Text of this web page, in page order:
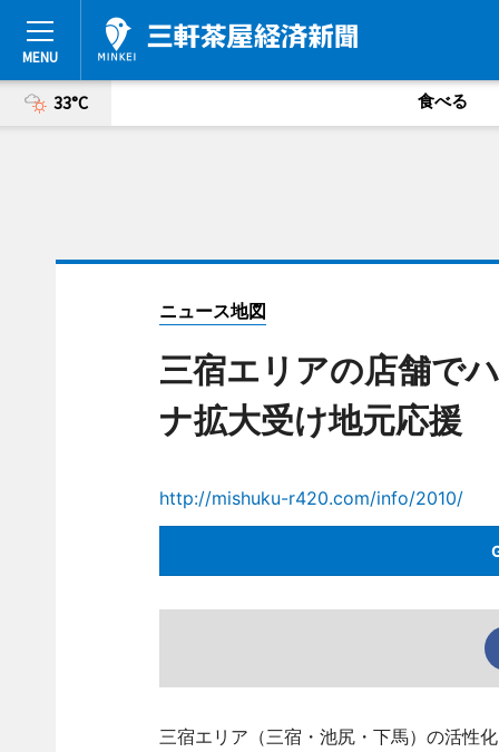
33°C 食べる
ニュース地図
三宿エリアの店舗で
ナ拡大受け地元応援
http://mishuku-r420.com/info/2010/
三宿エリア（三宿・池尻・下馬）の活性